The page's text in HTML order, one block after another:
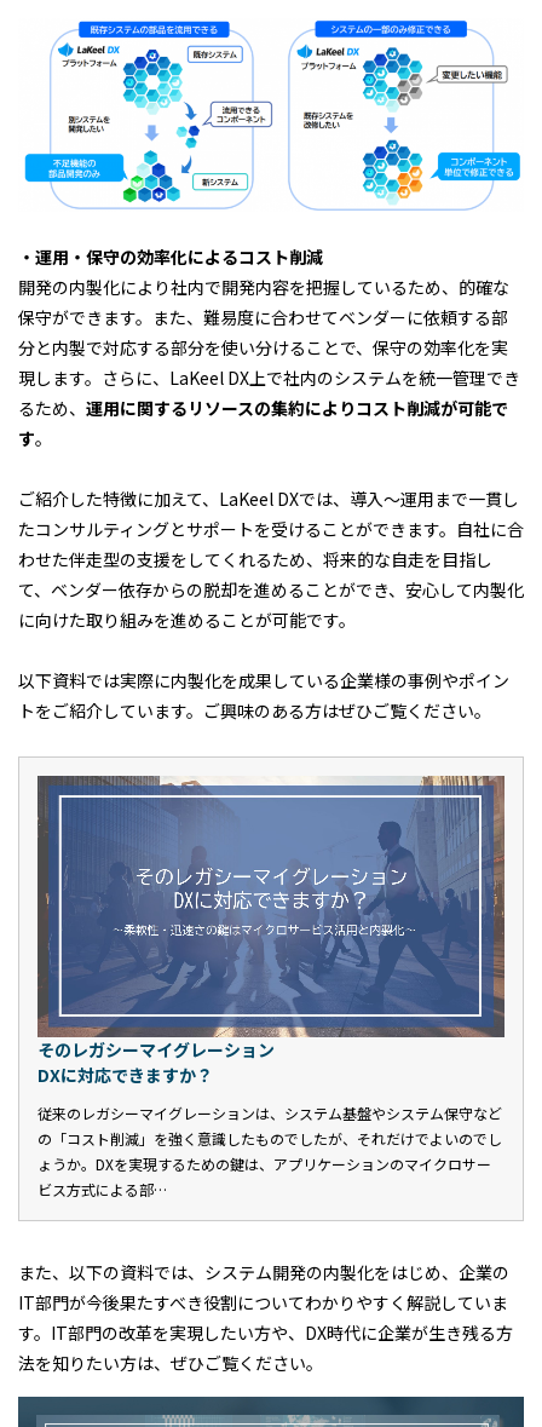
・運用・保守の効率化によるコスト削減
開発の内製化により社内で開発内容を把握しているため、的確な
保守ができます。また、難易度に合わせてベンダーに依頼する部
分と内製で対応する部分を使い分けることで、保守の効率化を実
現します。さらに、LaKeel DX上で社内のシステムを統一管理でき
るため、 運用に関するリソースの集約によりコスト削減が可能で
す。
ご紹介した特徴に加えて、LaKeel DXでは、導入～運用まで一貫し
たコンサルティングとサポートを受けることができます。自社に合
わせた伴走型の支援をしてくれるため、将来的な自走を目指し
て、ベンダー依存からの脱却を進めることができ、安心して内製化
に向けた取り組みを進めることが可能です。
以下資料では実際に内製化を成果している企業様の事例やポイン
トをご紹介しています。ご興味のある方はぜひご覧ください。
そのレガシーマイグレーション
DXに対応できますか？
従来のレガシーマイグレーションは、システム基盤やシステム保守など
の「コスト削減」を強く意識したものでしたが、それだけでよいのでし
ょうか。DXを実現するための鍵は、アプリケーションのマイクロサー
ビス方式による部…
また、以下の資料では、システム開発の内製化をはじめ、企業の
IT部門が今後果たすべき役割についてわかりやすく解説していま
す。IT部門の改革を実現したい方や、DX時代に企業が生き残る方
法を知りたい方は、ぜひご覧ください。